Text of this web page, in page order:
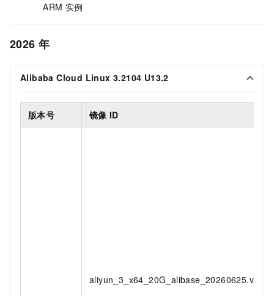
ARM 实例
2026 年
Alibaba Cloud Linux 3.2104 U13.2
版本号 镜像 ID
aliyun_3_x64_20G_alibase_20260625.vhd